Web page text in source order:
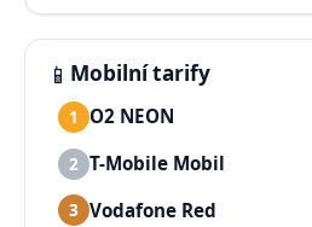
📱 Mobilní tarify
1 O2 NEON
2 T-Mobile Mobil
3 Vodafone Red